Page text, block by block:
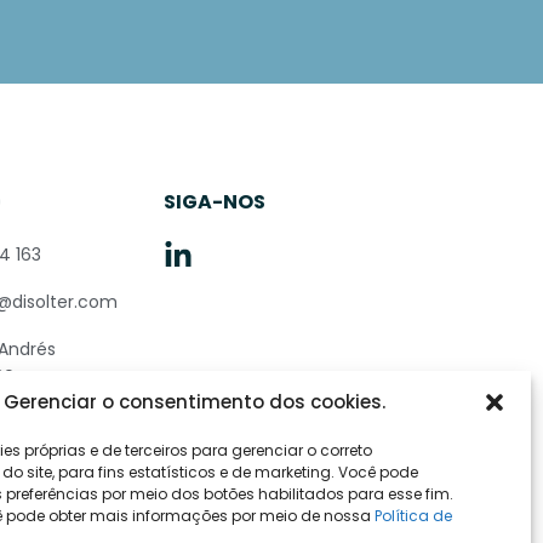
Gerenciar o consentimento dos cookies.
próprias e de terceiros para gerenciar o correto
site, para fins estatísticos e de marketing. Você pode
por meio dos botões habilitados para esse fim.
pode obter mais informações por meio de nossa Política de
163
-
SIGA-NOS